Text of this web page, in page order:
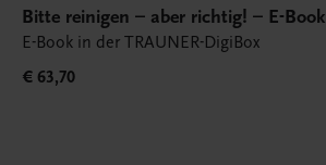
Bitte reinigen – aber richtig! – E-Book
E-Book in der TRAUNER-DigiBox
€ 63,70